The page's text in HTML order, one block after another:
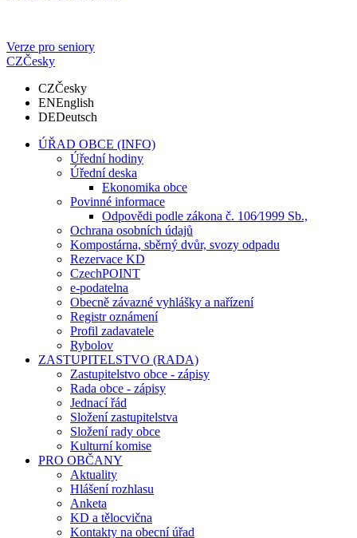
Verze pro seniory
CZČesky
CZČesky
ENEnglish
DEDeutsch
ÚŘAD OBCE (INFO)
Úřední hodiny
Úřední deska
Ekonomika obce
Povinné informace
Odpovědi podle zákona č. 106⁄1999 Sb.,
Ochrana osobních údajů
Kompostárna, sběrný dvůr, svozy odpadu
Rezervace KD
CzechPOINT
e-podatelna
Obecně závazné vyhlášky a nařízení
Registr oznámení
Profil zadavatele
Rybolov
ZASTUPITELSTVO (RADA)
Zastupitelstvo obce - zápisy
Rada obce - zápisy
Jednací řád
Složení zastupitelstva
Složení rady obce
Kulturní komise
PRO OBČANY
Aktuality
Hlášení rozhlasu
Anketa
KD a tělocvična
Kontakty na obecní úřad